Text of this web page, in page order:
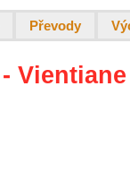
Převody
Vientiane